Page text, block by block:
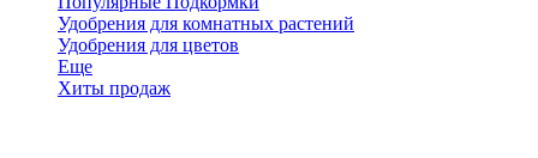
Удобрения для комнатных растений
Удобрения для цветов
Еще
Хиты продаж